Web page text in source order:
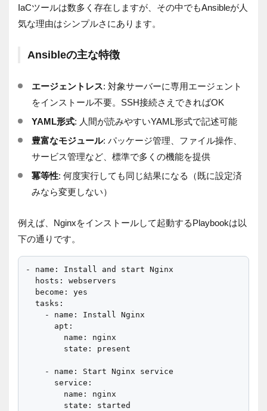
IaCツールは数多く存在しますが、その中でもAnsibleが人
気な理由はシンプルさにあります。
Ansibleの主な特徴
エージェントレス: 対象サーバーに専用エージェント
をインストール不要。SSH接続さえできればOK
YAML形式: 人間が読みやすいYAML形式で記述可能
豊富なモジュール: パッケージ管理、ファイル操作、
サービス管理など、標準で多くの機能を提供
冪等性: 何度実行しても同じ結果になる（既に設定済
みなら変更しない）
例えば、Nginxをインストールして起動するPlaybookは以
下の通りです。
- name: Install and start Nginx
  hosts: webservers
  become: yes
  tasks:
    - name: Install Nginx
      apt:
        name: nginx
        state: present
    - name: Start Nginx service
      service:
        name: nginx
        state: started